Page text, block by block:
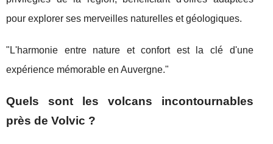
pour explorer ses merveilles naturelles et géologiques.
"L'harmonie entre nature et confort est la clé d'une
expérience mémorable en Auvergne."
Quels sont les volcans incontournables
près de Volvic ?